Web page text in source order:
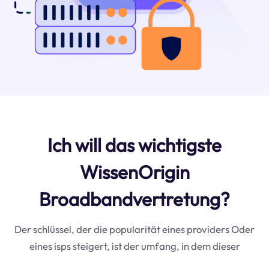
Ich will das wichtigste
WissenOrigin
Broadbandvertretung?
Der schlüssel, der die popularität eines providers Oder
eines isps steigert, ist der umfang, in dem dieser